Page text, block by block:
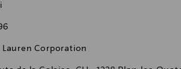
Lauren Corporation